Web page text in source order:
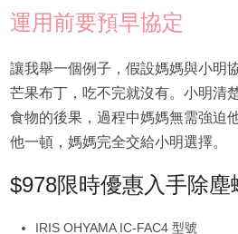
運用前要預早協定
讓我舉一個例子，假設媽媽與小明
芒果布丁，吃不完就沒有。小明清
食物的後果，過程中媽媽無需強迫
他一頓，媽媽完全交給小明選擇。
$978限時優惠入手除塵
IRIS OHYAMA IC-FAC4 型號